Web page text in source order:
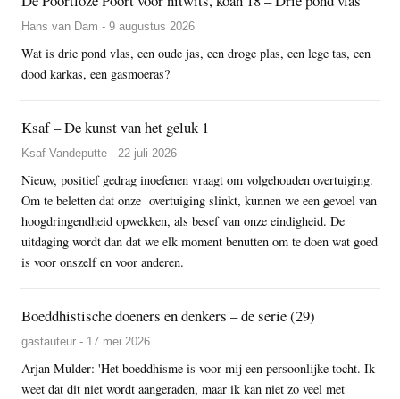
Hans van Dam - 9 augustus 2026
Wat is drie pond vlas, een oude jas, een droge plas, een lege tas, een
dood karkas, een gasmoeras?
Ksaf – De kunst van het geluk 1
Ksaf Vandeputte - 22 juli 2026
Nieuw, positief gedrag inoefenen vraagt om volgehouden overtuiging.
Om te beletten dat onze overtuiging slinkt, kunnen we een gevoel van
hoogdringendheid opwekken, als besef van onze eindigheid. De
uitdaging wordt dan dat we elk moment benutten om te doen wat goed
is voor onszelf en voor anderen.
Boeddhistische doeners en denkers – de serie (29)
gastauteur - 17 mei 2026
Arjan Mulder: 'Het boeddhisme is voor mij een persoonlijke tocht. Ik
weet dat dit niet wordt aangeraden, maar ik kan niet zo veel met